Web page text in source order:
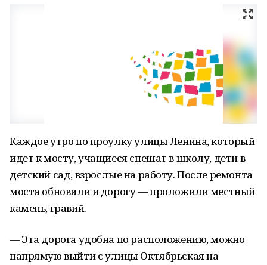
Каждое утро по проулку улицы Ленина, который
идет к мосту, учащиеся спешат в школу, дети в
детский сад, взрослые на работу. После ремонта
моста обновили и дорогу — проложили местный
камень, гравий.
— Эта дорога удобна по расположению, можно
напрямую выйти с улицы Октябрьская на